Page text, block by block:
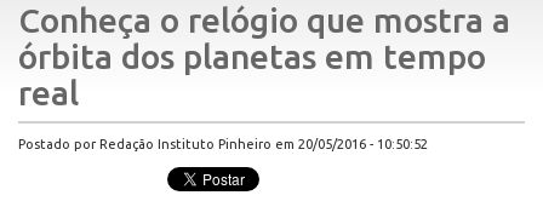
Conheça o relógio que mostra a
órbita dos planetas em tempo
real
Postado por Redação Instituto Pinheiro em 20/05/2016 - 10:50:52